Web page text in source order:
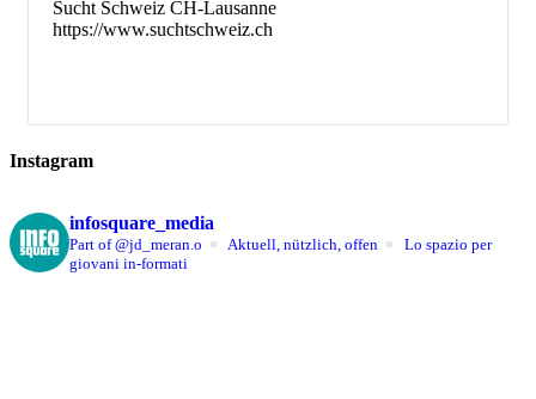
Sucht Schweiz CH-Lausanne
https://www.suchtschweiz.ch
Instagram
infosquare_media
Part of @jd_meran.o Aktuell, nützlich, offen
Lo spazio per
giovani in-formati